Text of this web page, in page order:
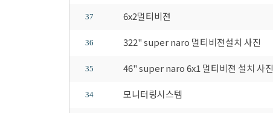
37 6x2멀티비젼
36 322" super naro 멀티비젼설치 사진
35 46" super naro 6x1 멀티비젼 설치 사진
34 모니터링시스템